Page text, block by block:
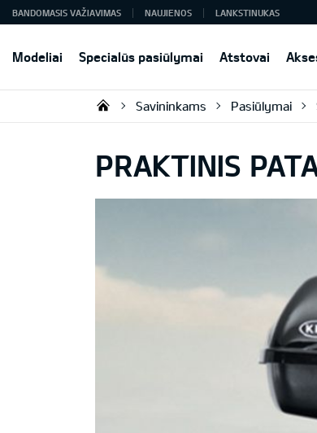
Modeliai Specialūs pasiūlymai Atstovai
BANDOMASIS VAŽIAVIMAS NAUJIENOS LANKSTINUKAS
KIA AUTO AS
Savininkams Pasiūlymai
PRAKTINIS